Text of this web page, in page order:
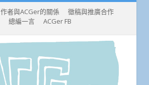
作者與ACGer的關係
徵稿與推廣合作
總編一言
ACGer FB